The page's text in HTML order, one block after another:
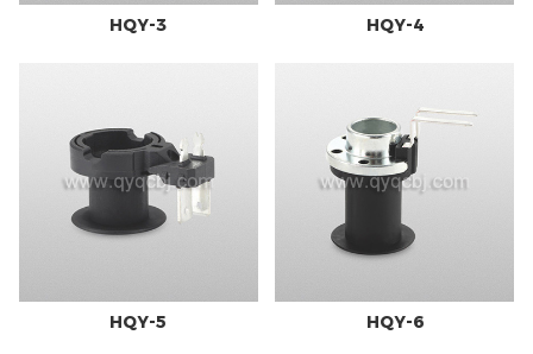
HQY-3 HQY-4
HQY-5 HQY-6